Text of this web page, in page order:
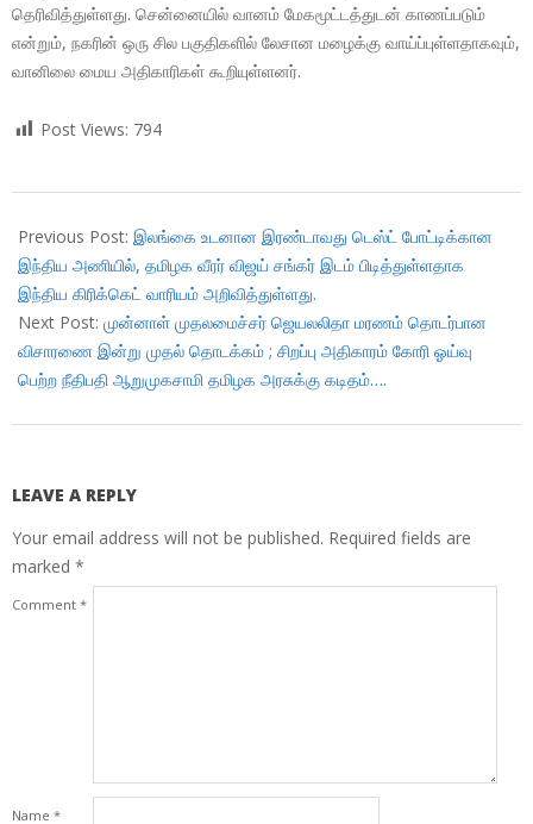
தெரிவித்துள்ளது. சென்னையில் வானம் மேகமூட்டத்துடன் காணப்படும்
என்றும், நகரின் ஒரு சில பகுதிகளில் லேசான மழைக்கு வாய்ப்புள்ளதாகவும்,
வானிலை மைய அதிகாரிகள் கூறியுள்ளனர்.
Post Views: 794
11-
21
Previous Post: இலங்கை உடனான இரண்டாவது டெஸ்ட் போட்டிக்கான
இந்திய அணியில், தமிழக வீரர் விஜய் சங்கர் இடம் பிடித்துள்ளதாக
இந்திய கிரிக்கெட் வாரியம் அறிவித்துள்ளது.
Next Post: முன்னாள் முதலமைச்சர் ஜெயலலிதா மரணம் தொடர்பான
விசாரணை இன்று முதல் தொடக்கம் ; சிறப்பு அதிகாரம் கோரி ஓய்வு
பெற்ற நீதிபதி ஆறுமுகசாமி தமிழக அரசுக்கு கடிதம்….
LEAVE A REPLY
Your email address will not be published. Required fields are
marked *
Comment *
Name *